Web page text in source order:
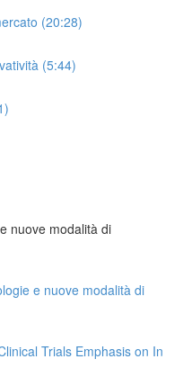
(20:28)
(5:44)
nuove modalità di
e nuove modalità di
Trials Emphasis on In